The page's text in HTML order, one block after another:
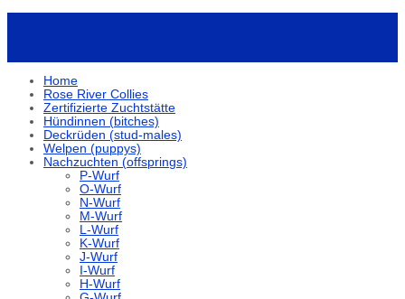
Home
Rose River Collies
Zertifizierte Zuchtstätte
Hündinnen (bitches)
Deckrüden (stud-males)
Welpen (puppys)
Nachzuchten (offsprings)
P-Wurf
O-Wurf
N-Wurf
M-Wurf
L-Wurf
K-Wurf
J-Wurf
I-Wurf
H-Wurf